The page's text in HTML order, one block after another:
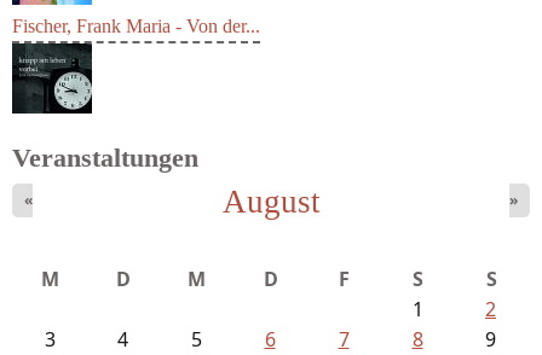
Schaffelhofer, Jörg - knapp am...
Fischer, Frank Maria - Von der...
Veranstaltungen
August
« »
M D M D F S
S
1
2
3
4 5 6 7 8
9